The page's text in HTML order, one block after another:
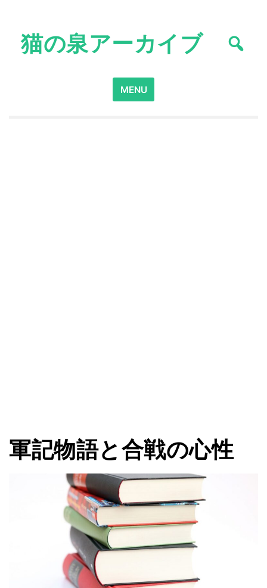
content猫の泉アーカイブ
Search
for:
MENU
軍記物語と合戦の心性